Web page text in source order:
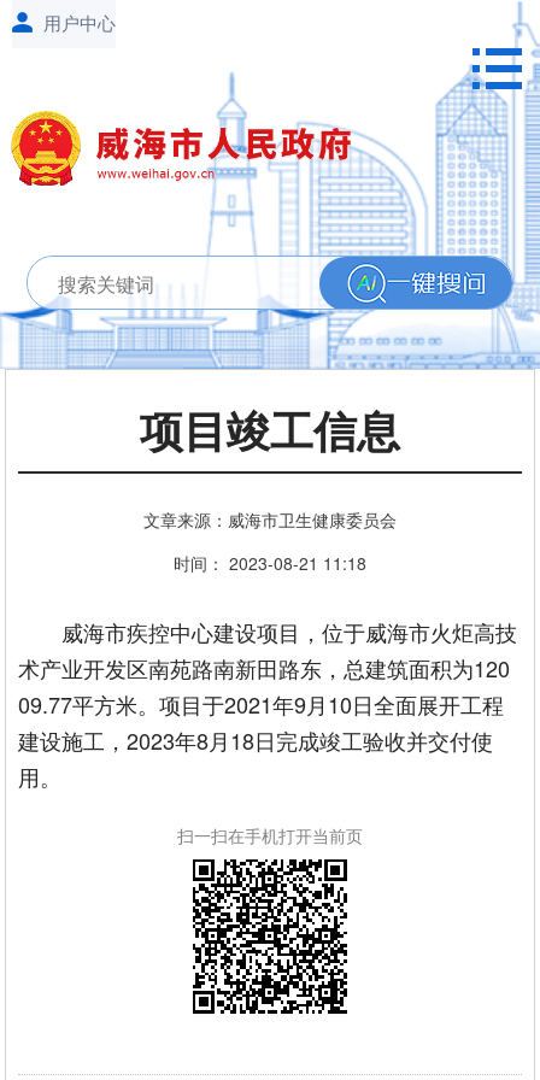
项目竣工信息
文章来源：威海市卫生健康委员会
时间： 2023-08-21 11:18
威海市疾控中心建设项目，位于威海市火炬高技
术产业开发区南苑路南新田路东，总建筑面积为120
09.77平方米。项目于2021年9月10日全面展开工程
建设施工，2023年8月18日完成竣工验收并交付使
用。
扫一扫在手机打开当前页